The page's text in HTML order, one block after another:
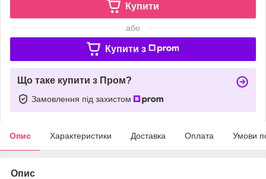
Купити
або
Купити з
Що таке купити з Пром?
Замовлення під захистом
Опис Характеристики Доставка Оплата Умови
Опис